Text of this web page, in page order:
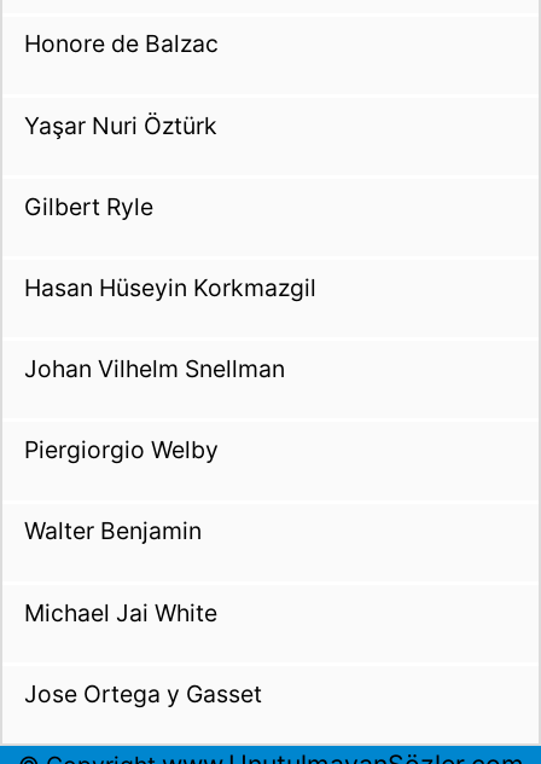
Honore de Balzac
Yaşar Nuri Öztürk
Gilbert Ryle
Hasan Hüseyin Korkmazgil
Johan Vilhelm Snellman
Piergiorgio Welby
Walter Benjamin
Michael Jai White
Jose Ortega y Gasset